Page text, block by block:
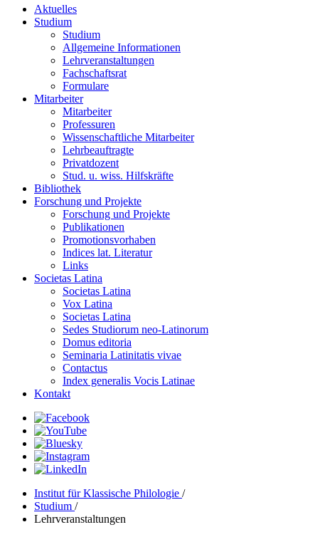
Aktuelles
Studium
Studium
Allgemeine Informationen
Lehrveranstaltungen
Fachschaftsrat
Formulare
Mitarbeiter
Mitarbeiter
Professuren
Wissenschaftliche Mitarbeiter
Lehrbeauftragte
Privatdozent
Stud. u. wiss. Hilfskräfte
Bibliothek
Forschung und Projekte
Forschung und Projekte
Publikationen
Promotionsvorhaben
Indices lat. Literatur
Links
Societas Latina
Societas Latina
Vox Latina
Societas Latina
Sedes Studiorum neo-Latinorum
Domus editoria
Seminaria Latinitatis vivae
Contactus
Index generalis Vocis Latinae
Kontakt
Institut für Klassische Philologie /
Studium /
Lehrveranstaltungen